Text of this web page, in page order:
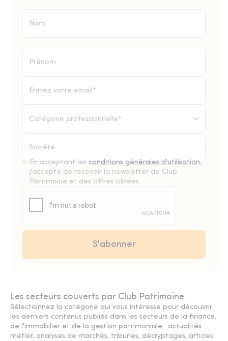
Catégorie professionnelle*
En acceptant les conditions générales d'utilisation,
j'accepte de recevoir la newsletter de Club
Patrimoine et des offres ciblées.
Les secteurs couverts par Club Patrimoine
Sélectionnez la catégorie qui vous intéresse pour découvrir
les derniers contenus publiés dans les secteurs de la finance,
de l'immobilier et de la gestion patrimoniale : actualités
métier, analyses de marchés, tribunes, décryptages, articles